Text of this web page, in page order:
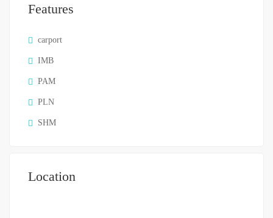
Features
carport
IMB
PAM
PLN
SHM
Location